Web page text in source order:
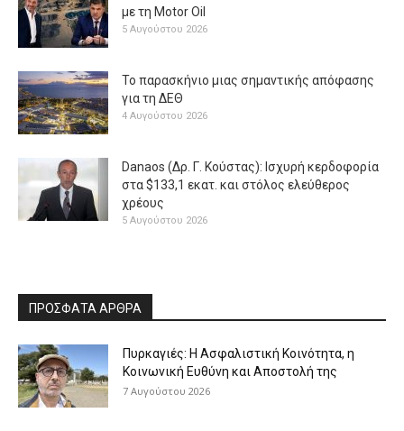
με τη Μotor Oil
5 Αυγούστου 2026
Το παρασκήνιο μιας σημαντικής απόφασης
για τη ΔΕΘ
4 Αυγούστου 2026
Danaos (Δρ. Γ. Κούστας): Ισχυρή κερδοφορία
στα $133,1 εκατ. και στόλος ελεύθερος
χρέους
5 Αυγούστου 2026
ΠΡΟΣΦΑΤΑ ΑΡΘΡΑ
Πυρκαγιές: Η Ασφαλιστική Κοινότητα, η
Κοινωνική Ευθύνη και Αποστολή της
7 Αυγούστου 2026